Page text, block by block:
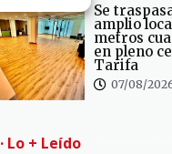
Se
amplio
metros
en pleno
Tarifa
07/08/
· Lo + Leído